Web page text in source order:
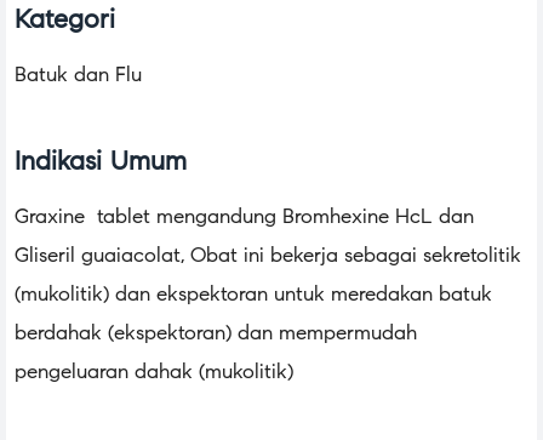
Kategori
Batuk dan Flu
Indikasi Umum
Graxine tablet mengandung Bromhexine HcL dan
Gliseril guaiacolat, Obat ini bekerja sebagai sekretolitik
(mukolitik) dan ekspektoran untuk meredakan batuk
berdahak (ekspektoran) dan mempermudah
pengeluaran dahak (mukolitik)